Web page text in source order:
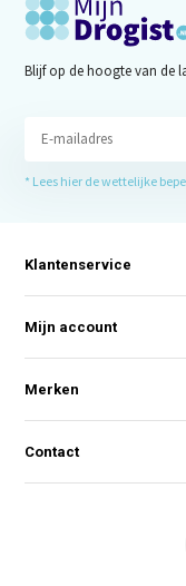
Blijf op de hoogte van de
* Lees hier de wettelijke
Klantenservice
Mijn account
Merken
Contact